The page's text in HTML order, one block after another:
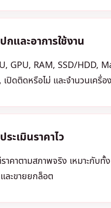
กและอาการใช้งาน
GPU, RAM, SSD/HDD,
ปิดติดหรือไม่ และจำนวนเครื่อง
ระเมินราคาไว
าคาตามสภาพจริง เหมาะกับทั้
ละขายยกล็อต